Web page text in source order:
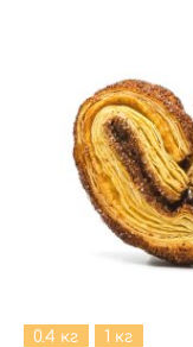
0.4 кг 1 кг